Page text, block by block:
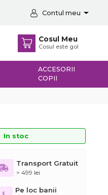
Contul meu
Cosul Meu
Cosul este gol
ACCESORII
COPII
In stoc
Transport Gratuit
> 499 lei
Pe loc banii